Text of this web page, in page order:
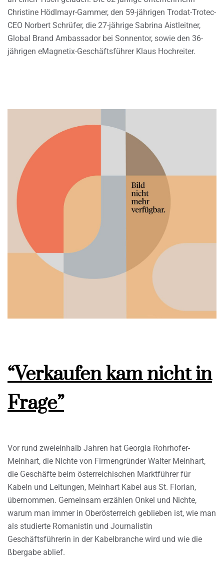
Christine Hödlmayr-Gammer, den 59-jährigen Trodat-Trotec-
CEO Norbert Schrüfer, die 27-jährige Sabrina Aistleitner,
Global Brand Ambassador bei Sonnentor, sowie den 36-
jährigen eMagnetix-Geschäftsführer Klaus Hochreiter.
“Verkaufen kam nicht in
Frage”
Vor rund zweieinhalb Jahren hat Georgia Rohrhofer-
Meinhart, die Nichte von Firmengründer Walter Meinhart,
die Geschäfte beim österreichischen Marktführer für
Kabeln und Leitungen, Meinhart Kabel aus St. Florian,
übernommen. Gemeinsam erzählen Onkel und Nichte,
warum man immer in Oberösterreich geblieben ist, wie man
als studierte Romanistin und Journalistin
Geschäftsführerin in der Kabelbranche wird und wie die
ßbergabe ablief.